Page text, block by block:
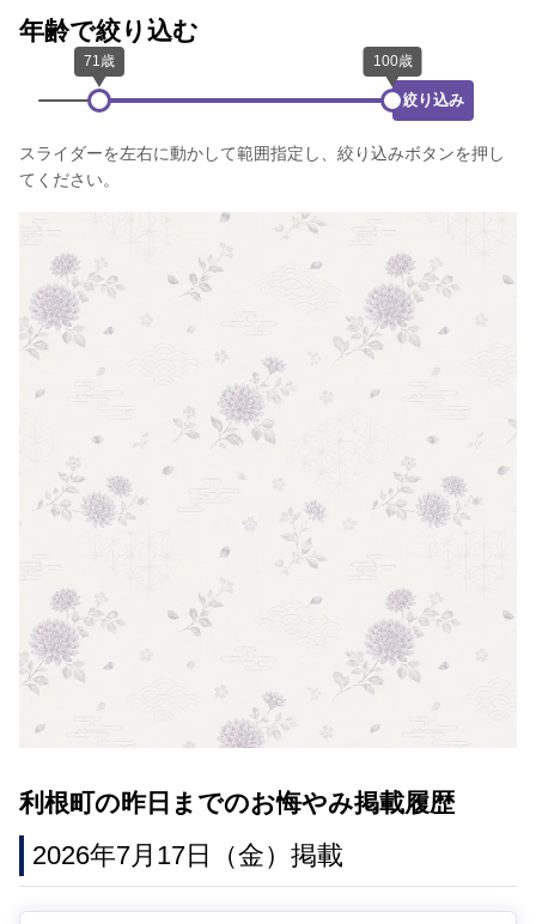
年齢で絞り込む
絞り込み
スライダーを左右に動かして範囲指定し、絞り込みボタンを押し
てください。
利根町の昨日までのお悔やみ掲載履歴
2026年7月17日（金）掲載